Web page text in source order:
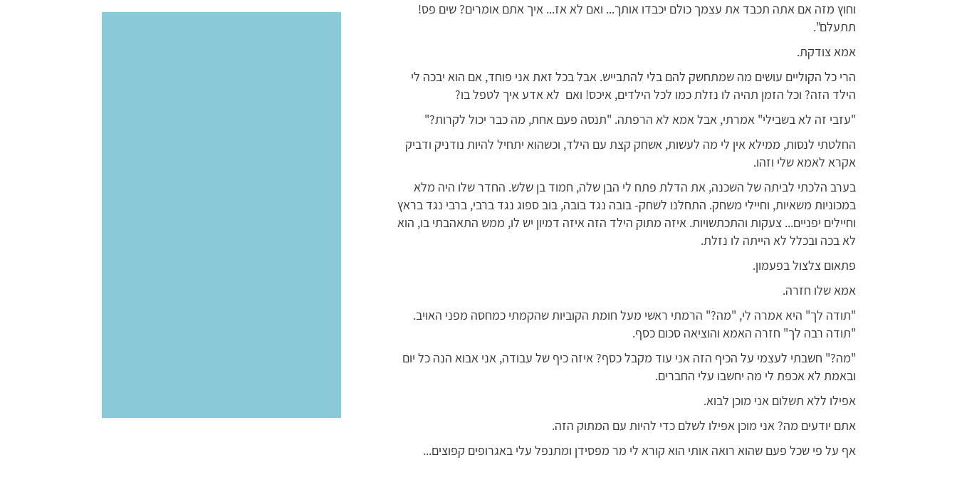
וחוץ מזה אם אתה תכבד את עצמך כולם יכבדו אותך... ואם לא אז... איך אתם אומרים? שים פס!
תתעלם".
אמא צודקת.
הרי כל הקוליים עושים מה שמתחשק להם בלי להתבייש. אבל בכל זאת אני פוחד, אם הוא יבכה לי
הילד הזה? וכל הזמן תהיה לו נזלת כמו לכל הילדים, איכס! ואם לא אדע איך לטפל בו?
"עזבי זה לא בשבילי" אמרתי, אבל אמא לא הרפתה. "תנסה פעם אחת, מה כבר יכול לקרות?"
החלטתי לנסות, ממילא אין לי מה לעשות, אשחק קצת עם הילד, וכשהוא יתחיל להיות נודניק ודביק
אקרא לאמא שלי וזהו.
בערב הלכתי לביתה של השכנה, את הדלת פתח לי הבן שלה, חמוד בן שלש. החדר שלו היה מלא
במכוניות משאיות, וחיילי משחק. התחלנו לשחק- בובה נגד בובה, בוב ספוג נגד ברבי, ברבי נגד בראץ
וחיילים יפניים... צעקות והתכתשויות. איזה מתוק הילד הזה איזה דמיון יש לו, ממש התאהבתי בו, הוא
לא בכה ובכלל לא הייתה לו נזלת.
פתאום צלצול בפעמון.
אמא שלו חזרה.
"תודה לך" היא אמרה לי, "מה?" הרמתי ראשי מעל חומת הקוביות שהקמתי כמחסה מפני האויב.
"תודה רבה לך" חזרה האמא והוציאה סכום כסף.
"מה?" חשבתי לעצמי על הכיף הזה אני עוד מקבל כסף? איזה כיף של עבודה, אני אבוא הנה כל יום
ובאמת לא אכפת לי מה יחשבו עלי החברים.
אפילו ללא תשלום אני מוכן לבוא.
אתם יודעים מה? אני מוכן אפילו לשלם כדי להיות עם המתוק הזה.
אף על פי שכל פעם שהוא רואה אותי הוא קורא לי מר מפסידן ומתנפל עלי באגרופים קפוצים...